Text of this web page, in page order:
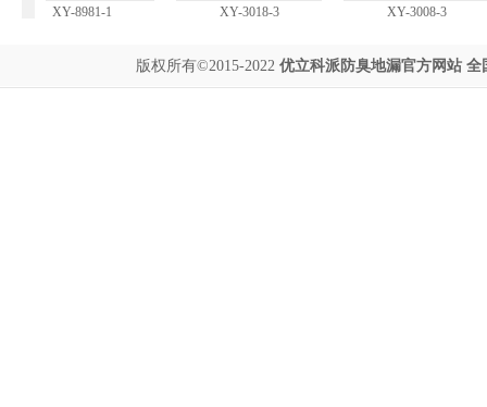
XY-8981-1 XY-3018-3 XY-3008-3
版权所有©2015-2022 优立科派防臭地漏官方网站 全